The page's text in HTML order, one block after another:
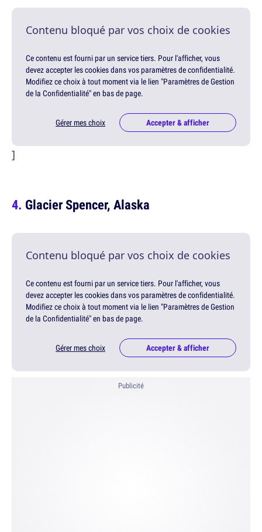
Contenu bloqué par vos choix de cookies
Ce contenu est fourni par un service tiers. Pour l'afficher, vous
devez accepter les cookies dans vos paramètres de confidentialité.
Modifiez ce choix à tout moment via le lien "Paramètres de Gestion
de la Confidentialité" en bas de page.
Gérer mes choix Accepter & afficher
]
Glacier Spencer, Alaska
Contenu bloqué par vos choix de cookies
Ce contenu est fourni par un service tiers. Pour l'afficher, vous
devez accepter les cookies dans vos paramètres de confidentialité.
Modifiez ce choix à tout moment via le lien "Paramètres de Gestion
de la Confidentialité" en bas de page.
Gérer mes choix Accepter & afficher
Publicité